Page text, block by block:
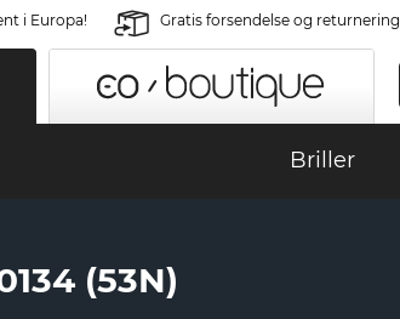
i Europa! Gratis forsendelse og returnering
Briller
(53N)